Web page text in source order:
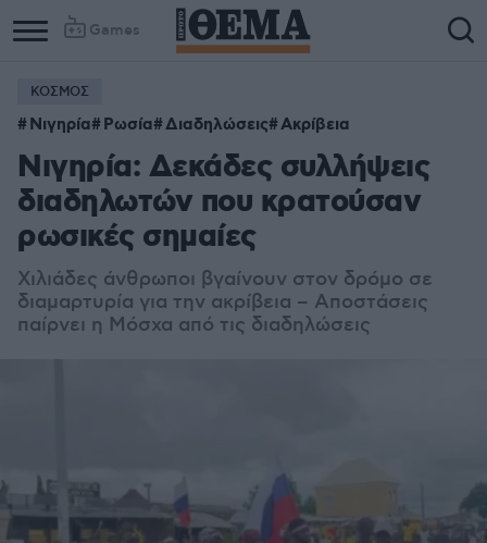
Games
ΚΟΣΜΟΣ
Νιγηρία Ρωσία Διαδηλώσεις Ακρίβεια
Νιγηρία: Δεκάδες συλλήψεις
διαδηλωτών που κρατούσαν
ρωσικές σημαίες
Χιλιάδες άνθρωποι βγαίνουν στον δρόμο σε
διαμαρτυρία για την ακρίβεια – Αποστάσεις
παίρνει η Μόσχα από τις διαδηλώσεις